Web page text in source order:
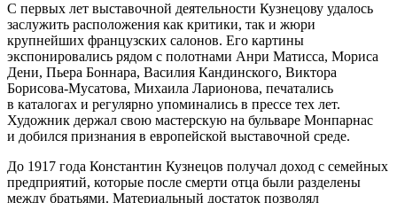
С первых лет выставочной деятельности Кузнецову удалось
заслужить расположения как критики, так и жюри
крупнейших французских салонов. Его картины
экспонировались рядом с полотнами Анри Матисса, Мориса
Дени, Пьера Боннара, Василия Кандинского, Виктора
Борисова-Мусатова, Михаила Ларионова, печатались
в каталогах и регулярно упоминались в прессе тех лет.
Художник держал свою мастерскую на бульваре Монпарнас
и добился признания в европейской выставочной среде.
До 1917 года Константин Кузнецов получал доход с семейных
предприятий, которые после смерти отца были разделены
между братьями. Материальный достаток позволял